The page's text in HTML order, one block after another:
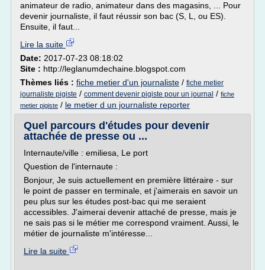
animateur de radio, animateur dans des magasins, ... Pour
devenir journaliste, il faut réussir son bac (S, L, ou ES).
Ensuite, il faut...
Lire la suite
Date: 2017-07-23 08:18:02
Site : http://leglanumdechaine.blogspot.com
Thèmes liés : fiche metier d'un journaliste / fiche metier
journaliste pigiste / comment devenir pigiste pour un journal / fiche
metier pigiste / le metier d un journaliste reporter
Quel parcours d'études pour devenir
attachée de presse ou ...
Internaute/ville : emiliesa, Le port
Question de l'internaute :
Bonjour, Je suis actuellement en première littéraire - sur
le point de passer en terminale, et j'aimerais en savoir un
peu plus sur les études post-bac qui me seraient
accessibles. J'aimerai devenir attaché de presse, mais je
ne sais pas si le métier me correspond vraiment. Aussi, le
métier de journaliste m'intéresse...
Lire la suite